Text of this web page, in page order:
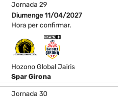
Jornada 29
Diumenge 11/04/2027
Hora per confirmar.
Hozono Global Jairis
Spar Girona
Jornada 30